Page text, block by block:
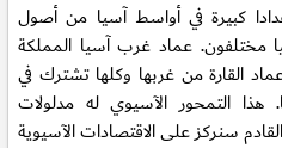
كبيرة في أواسط آسيا من أصول
مختلفون. عماد غرب آسيا المملكة
القارة من غربها وكلها تشترك في
هذا التمحور الآسيوي له مدلولات